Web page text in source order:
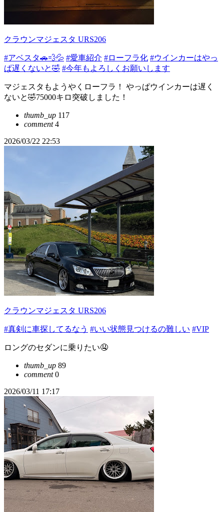
クラウンマジェスタ URS206
#アベスタ🚗💨💦 #愛車紹介 #ローフラ化 #ウインカーはやっ
ぱ遅くないと🤣 #今年もよろしくお願いします
マジェスタもようやくローフラ！ やっぱウインカーは遅く
ないと🤣75000キロ突破しました！
thumb_up 117
comment4
2026/03/22 22:53
クラウンマジェスタ URS206
#真剣に車探してるなう #いい状態見つけるの難しい #VIP
ロングのセダンに乗りたい🤤
thumb_up 89
comment0
2026/03/11 17:17